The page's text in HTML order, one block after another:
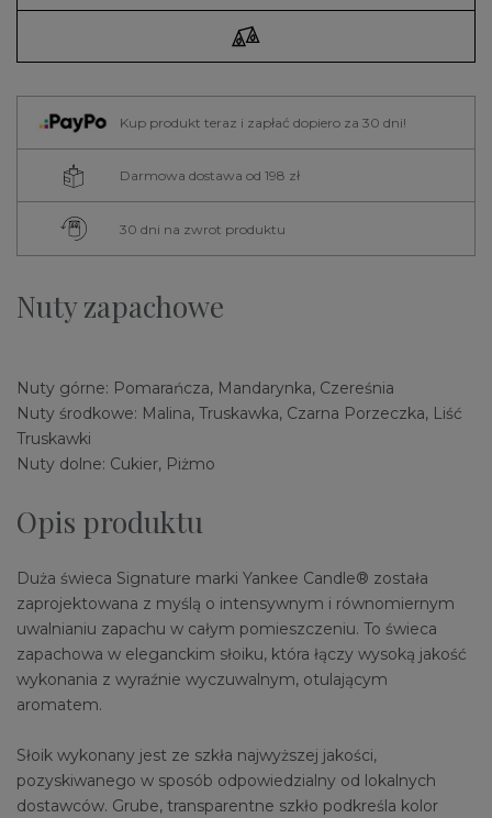
Kup produkt teraz i zapłać dopiero za 30 dni!
Darmowa dostawa od 198 zł
30 dni na zwrot produktu
Nuty zapachowe
Nuty górne: Pomarańcza, Mandarynka, Czereśnia
Nuty środkowe: Malina, Truskawka, Czarna Porzeczka, Liść
Truskawki
Nuty dolne: Cukier, Piżmo
Opis produktu
Duża świeca Signature marki Yankee Candle® została
zaprojektowana z myślą o intensywnym i równomiernym
uwalnianiu zapachu w całym pomieszczeniu. To świeca
zapachowa w eleganckim słoiku, która łączy wysoką jakość
wykonania z wyraźnie wyczuwalnym, otulającym
aromatem.
Słoik wykonany jest ze szkła najwyższej jakości,
pozyskiwanego w sposób odpowiedzialny od lokalnych
dostawców. Grube, transparentne szkło podkreśla kolor